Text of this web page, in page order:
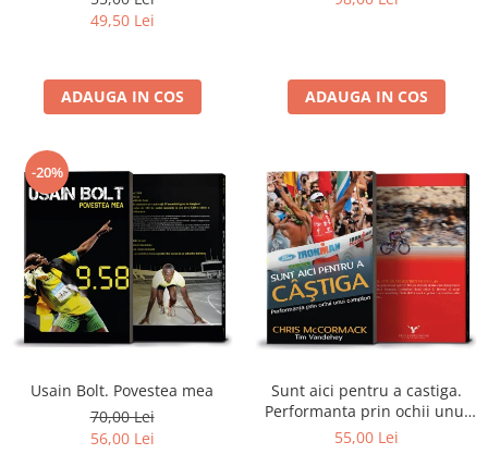
49,50 Lei
ADAUGA IN COS ADAUGA IN COS
-20%
Usain Bolt. Povestea mea
70,00 Lei
56,00 Lei
Sunt aici pentru a castiga.
Performanta prin ochii unui
campion - Chris McCormack
55,00 Lei